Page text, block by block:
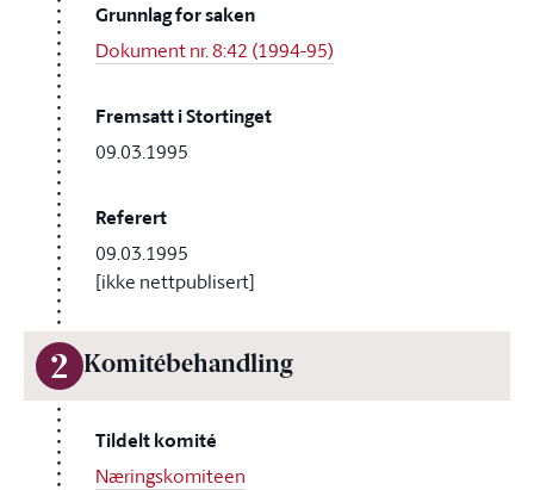
Grunnlag for saken
Dokument nr. 8:42 (1994-95)
Fremsatt i Stortinget
09.03.1995
Referert
09.03.1995
[ikke nettpublisert]
2 Komitébehandling
Tildelt komité
Næringskomiteen